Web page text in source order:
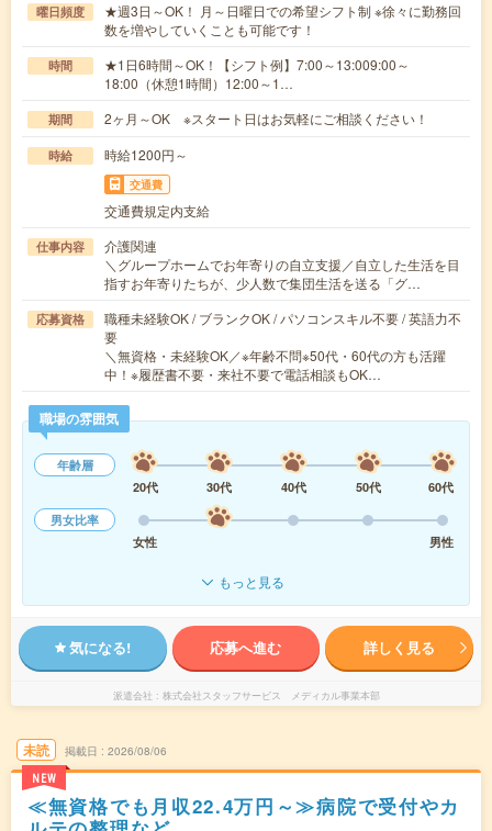
曜日頻度
★週3日～OK！ 月～日曜日での希望シフト制 ※徐々に勤務回
数を増やしていくことも可能です！
時間
★1日6時間～OK！【シフト例】7:00～13:009:00～
18:00（休憩1時間）12:00～1…
期間 2ヶ月～OK ※スタート日はお気軽にご相談ください！
時給 時給1200円～
交通費
交通費規定内支給
仕事内容
介護関連
＼グループホームでお年寄りの自立支援／自立した生活を目
指すお年寄りたちが、少人数で集団生活を送る「グ…
応募資格
職種未経験OK / ブランクOK / パソコンスキル不要 / 英語力不
要
＼無資格・未経験OK／※年齢不問※50代・60代の方も活躍
中！※履歴書不要・来社不要で電話相談もOK…
職場の雰囲気
年齢層
20代
30代 40代 50代
60代
男女比率
女性
男性
もっと見る
気になる! 応募へ進む 詳しく見る
派遣会社 株式会社スタッフサービス メディカル事業本部
未読
NEW
掲載日 2026/08/06
≪無資格でも月収22.4万円～≫病院で受付やカ